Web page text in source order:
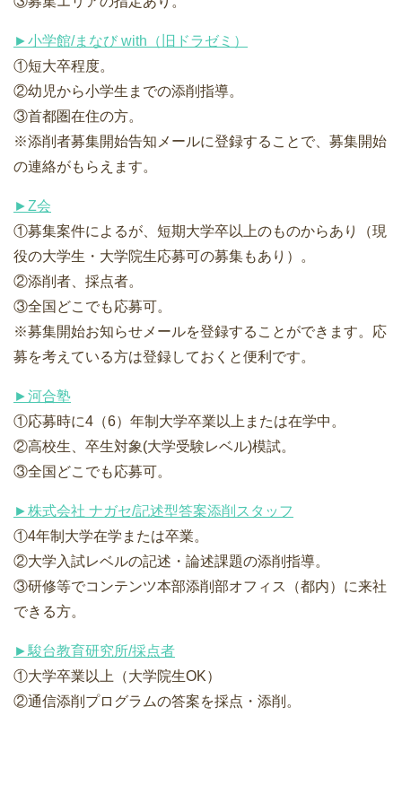
►小学館/まなび with（旧ドラゼミ）
①短大卒程度。
②幼児から小学生までの添削指導。
③首都圏在住の方。
※添削者募集開始告知メールに登録することで、募集開始
の連絡がもらえます。
►Z会
①募集案件によるが、短期大学卒以上のものからあり（現
役の大学生・大学院生応募可の募集もあり）。
②添削者、採点者。
③全国どこでも応募可。
※募集開始お知らせメールを登録することができます。応
募を考えている方は登録しておくと便利です。
►河合塾
①応募時に4（6）年制大学卒業以上または在学中。
②高校生、卒生対象(大学受験レベル)模試。
③全国どこでも応募可。
►株式会社 ナガセ/記述型答案添削スタッフ
①4年制大学在学または卒業。
②大学入試レベルの記述・論述課題の添削指導。
③研修等でコンテンツ本部添削部オフィス（都内）に来社
できる方。
►駿台教育研究所/採点者
①大学卒業以上（大学院生OK）
②通信添削プログラムの答案を採点・添削。